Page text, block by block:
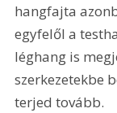
hangfajta
egyfelől a
léghang is
szerkezetekbe
terjed tovább.